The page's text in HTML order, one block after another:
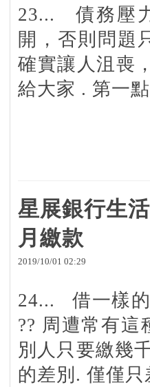
23... 債務壓
開，否則問題
確實讓人沮喪
給大家 . 第一
星展銀行生
月繳款
2019/10/01 02:29
24... 借一樣的
?? 周遭常有
別人只要繳幾
的差別. 僅僅只